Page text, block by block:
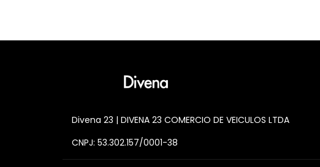
Divena 23 | DIVENA 23 COMERCIO DE VEICULOS LTDA
CNPJ: 53.302.157/0001-38